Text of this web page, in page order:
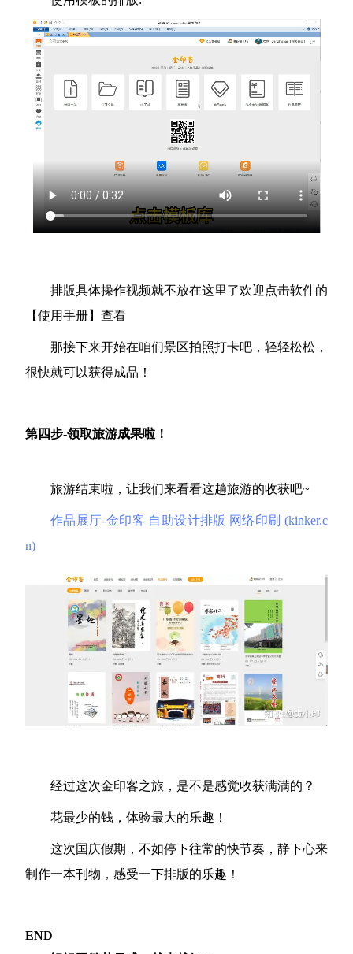
排版具体操作视频就不放在这里了欢迎点击软件的
【使用手册】查看
那接下来开始在咱们景区拍照打卡吧，轻轻松松，
很快就可以获得成品！
第四步-领取旅游成果啦！
旅游结束啦，让我们来看看这趟旅游的收获吧~
作品展厅-金印客 自助设计排版 网络印刷 (kinker.c
n)
经过这次金印客之旅，是不是感觉收获满满的？
花最少的钱，体验最大的乐趣！
这次国庆假期，不如停下往常的快节奏，静下心来
制作一本刊物，感受一下排版的乐趣！
END